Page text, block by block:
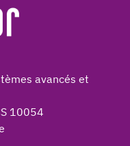
avancés et
10054